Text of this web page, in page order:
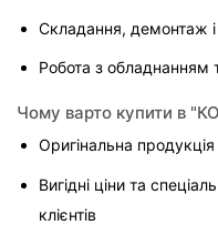
Складання, демонтаж
Робота з обладнанням
Чому варто купити в
Оригінальна продукція
Вигідні ціни та
клієнтів